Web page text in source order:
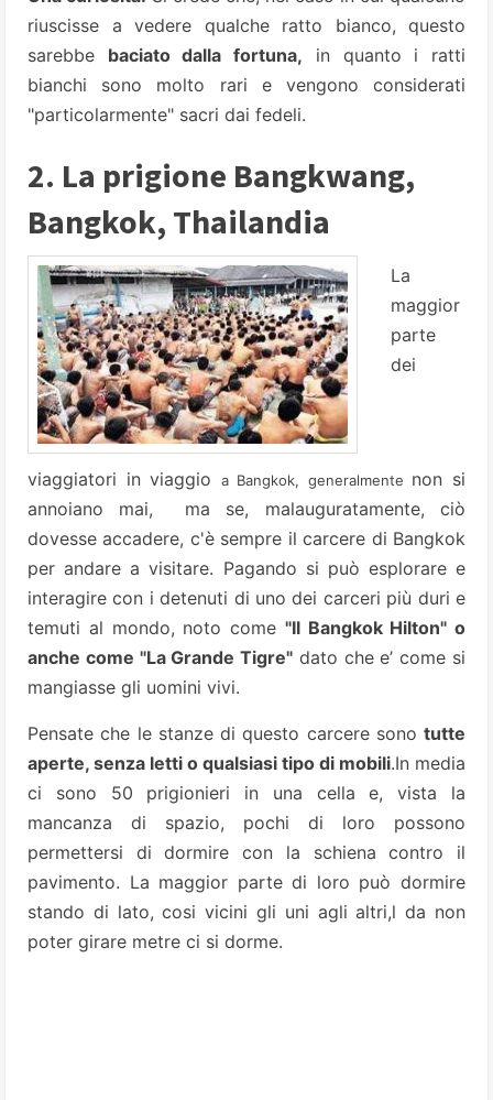
riuscisse a vedere qualche ratto bianco, questo
sarebbe baciato dalla fortuna, in quanto i ratti
bianchi sono molto rari e vengono considerati
"particolarmente" sacri dai fedeli.
2. La prigione Bangkwang,
Bangkok, Thailandia
La
maggior
parte
dei
viaggiatori in viaggio a Bangkok, generalmente non si
annoiano mai, ma se, malauguratamente, ciò
dovesse accadere, c'è sempre il carcere di Bangkok
per andare a visitare. Pagando si può esplorare e
interagire con i detenuti di uno dei carceri più duri e
temuti al mondo, noto come "Il Bangkok Hilton" o
anche come "La Grande Tigre" dato che e’ come si
mangiasse gli uomini vivi.
Pensate che le stanze di questo carcere sono tutte
aperte, senza letti o qualsiasi tipo di mobili.In media
ci sono 50 prigionieri in una cella e, vista la
mancanza di spazio, pochi di loro possono
permettersi di dormire con la schiena contro il
pavimento. La maggior parte di loro può dormire
stando di lato, cosi vicini gli uni agli altri,l da non
poter girare metre ci si dorme.